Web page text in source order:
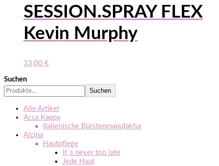
SESSION.SPRAY FLEX
Kevin Murphy
33,00 €
Suchen
Suchen
Alle Artikel
Acca Kappa
Italienische Bürstenmanufaktur
Alcina
Hautpflege
It´s never too late
Jede Haut